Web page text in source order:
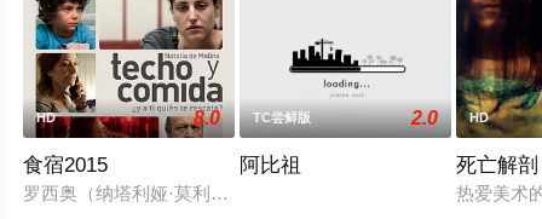
HD 8.0
食宿2015
罗西奥（纳塔利娅·莫利纳）是一个生活处于困难局面的年轻妈
TC尝鲜版 2.0
阿比祖
HD
死亡解剖
热爱美术